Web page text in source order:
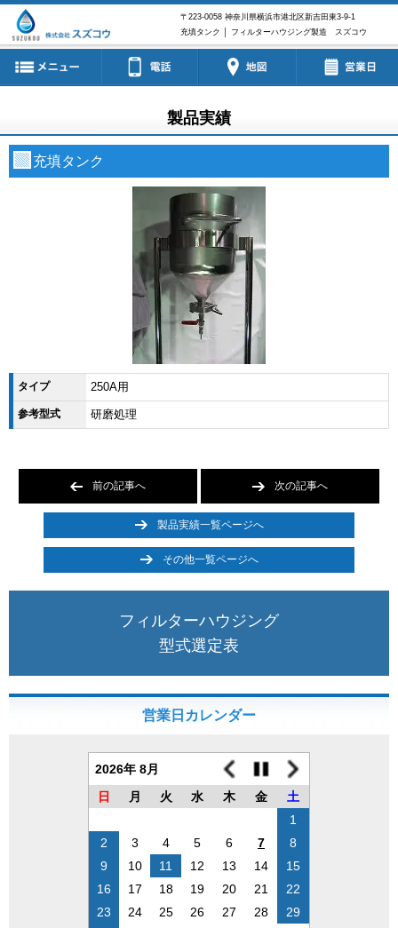
〒223-0058 神奈川県横浜市港北区新吉田東3-9-1
充填タンク │ フィルターハウジング製造 スズコウ
製品実績
充填タンク
タイプ 250A用
参考型式 研磨処理
前の記事へ 次の記事へ
製品実績一覧ページへ
その他一覧ページへ
フィルターハウジング
型式選定表
営業日カレンダー
2026年 8月
日
月 火 水 木 金
土
1
2
3 4 5 6 7
8
9
10 11 12 13 14
15
16
17 18 19 20 21
22
23
24 25 26 27 28
29